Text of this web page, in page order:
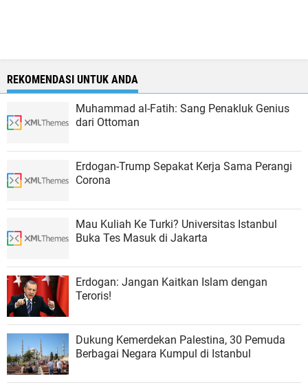
REKOMENDASI UNTUK ANDA
Muhammad al-Fatih: Sang Penakluk Genius
dari Ottoman
Erdogan-Trump Sepakat Kerja Sama Perangi
Corona
Mau Kuliah Ke Turki? Universitas Istanbul
Buka Tes Masuk di Jakarta
Erdogan: Jangan Kaitkan Islam dengan
Teroris!
Dukung Kemerdekan Palestina, 30 Pemuda
Berbagai Negara Kumpul di Istanbul